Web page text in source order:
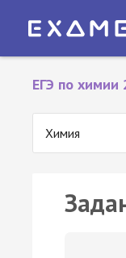
ЕГЭ по химии
Химия